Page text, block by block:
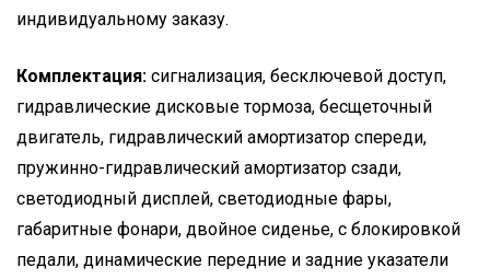
индивидуальному заказу.
Комплектация: сигнализация, бесключевой доступ,
гидравлические дисковые тормоза, бесщеточный
двигатель, гидравлический амортизатор спереди,
пружинно-гидравлический амортизатор сзади,
светодиодный дисплей, светодиодные фары,
габаритные фонари, двойное сиденье, с блокировкой
педали, динамические передние и задние указатели